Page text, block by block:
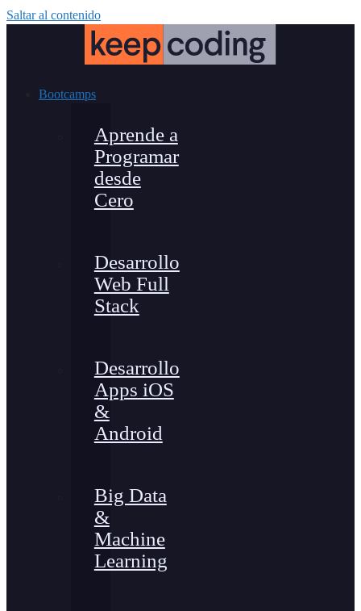
Saltar al contenido
Bootcamps
Aprende a
Programar
desde
Cero
Desarrollo
Web Full
Stack
Desarrollo
Apps iOS
&
Android
Big Data
&
Machine
Learning